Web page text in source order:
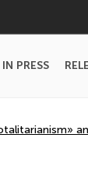
IN PRESS